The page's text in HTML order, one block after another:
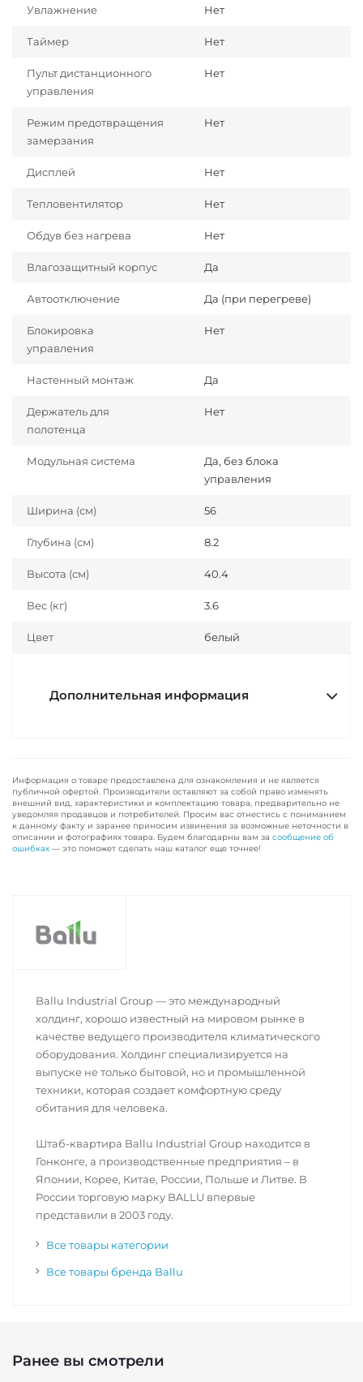
Увлажнение Нет
Таймер Нет
Пульт дистанционного
управления
Нет
Режим предотвращения
замерзания
Нет
Дисплей Нет
Тепловентилятор Нет
Обдув без нагрева Нет
Влагозащитный корпус Да
Автоотключение Да (при перегреве)
Блокировка
управления
Нет
Настенный монтаж Да
Держатель для
полотенца
Нет
Модульная система
Да, без блока
управления
Ширина (см) 56
Глубина (см) 8.2
Высота (см) 40.4
Вес (кг) 3.6
Цвет белый
Дополнительная информация
Информация о товаре предоставлена для ознакомления и не является
публичной офертой. Производители оставляют за собой право изменять
внешний вид, характеристики и комплектацию товара, предварительно не
уведомляя продавцов и потребителей. Просим вас отнестись с пониманием
к данному факту и заранее приносим извинения за возможные неточности в
описании и фотографиях товара. Будем благодарны вам за сообщение об
ошибках — это поможет сделать наш каталог еще точнее!
Ballu Industrial Group — это международный
холдинг, хорошо известный на мировом рынке в
качестве ведущего производителя климатического
оборудования. Холдинг специализируется на
выпуске не только бытовой, но и промышленной
техники, которая создает комфортную среду
обитания для человека.
Штаб-квартира Ballu Industrial Group находится в
Гонконге, а производственные предприятия – в
Японии, Корее, Китае, России, Польше и Литве. В
России торговую марку BALLU впервые
представили в 2003 году.
Все товары категории
Все товары бренда Ballu
Ранее вы смотрели